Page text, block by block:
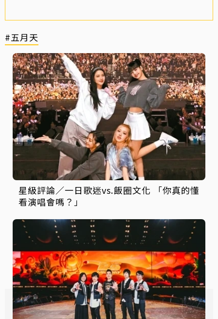
#五月天
星級評論／一日歌迷vs.飯圈文化 「你真的懂
看演唱會嗎？」